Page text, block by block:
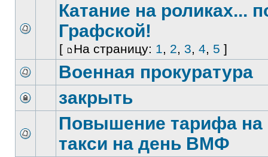
Катание на роликах...
Графской!
[ На страницу: 1, 2, 3, 4, 5 ]
Военная прокуратура
закрыть
Повышение тарифа на
такси на день ВМФ